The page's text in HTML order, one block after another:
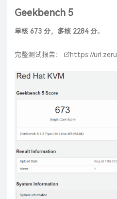
Geekbench 5
单核 673 分，多核 2284 分。
完整测试报告： https://